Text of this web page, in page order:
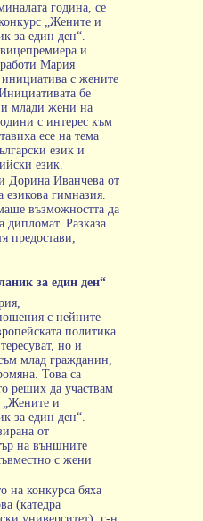
година, се
„Жените и
за един ден“.
и
Мария
инициатива с жените
бе
и млади жени на
с интерес към
есе на тема
език и
език.
Дорина Иванчева от
езикова гимназия.
възможността да
дипломат. Разказа
предостави,
за един ден“
с нейните
политика
но и
млад гражданин,
Това са
реших да участвам
„Жените и
за един ден“.
от
на външните
с жени
на конкурса бяха
(катедра